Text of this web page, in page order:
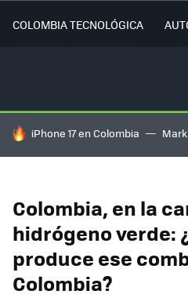
COLOMBIA TECNOLÓGICA
HOY SE HABLA DE
iPhone 17 en Colombia
Colombia, en la
hidrógeno verde:
produce ese
Colombia?